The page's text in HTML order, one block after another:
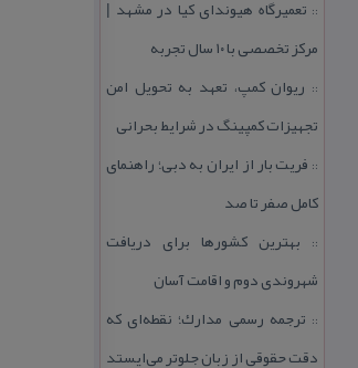
:: تعمیرگاه هیوندای كیا در مشهد |
مركز تخصصی با ۱۰ سال تجربه
:: ریوان كمپ، تعهد به تحویل امن
تجهیزات كمپینگ در شرایط بحرانی
:: فریت بار از ایران به دبی؛ راهنمای
كامل صفر تا صد
:: بهترین كشورها برای دریافت
شهروندی دوم و اقامت آسان
:: ترجمه رسمی مدارك؛ نقطه‌ای كه
دقت حقوقی از زبان جلوتر می‌ایستد